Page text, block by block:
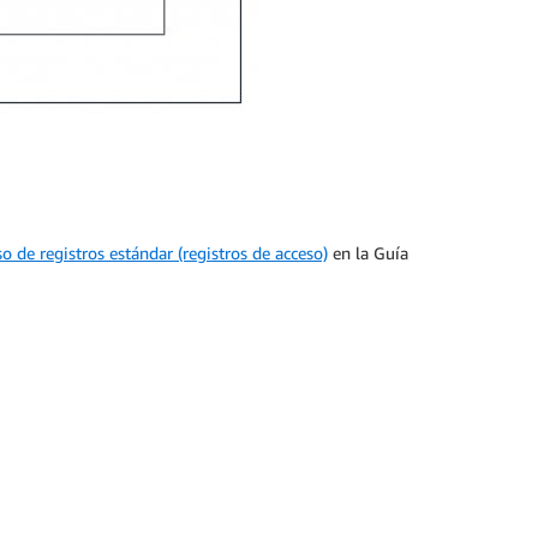
de registros estándar (registros de acceso) en la Guía